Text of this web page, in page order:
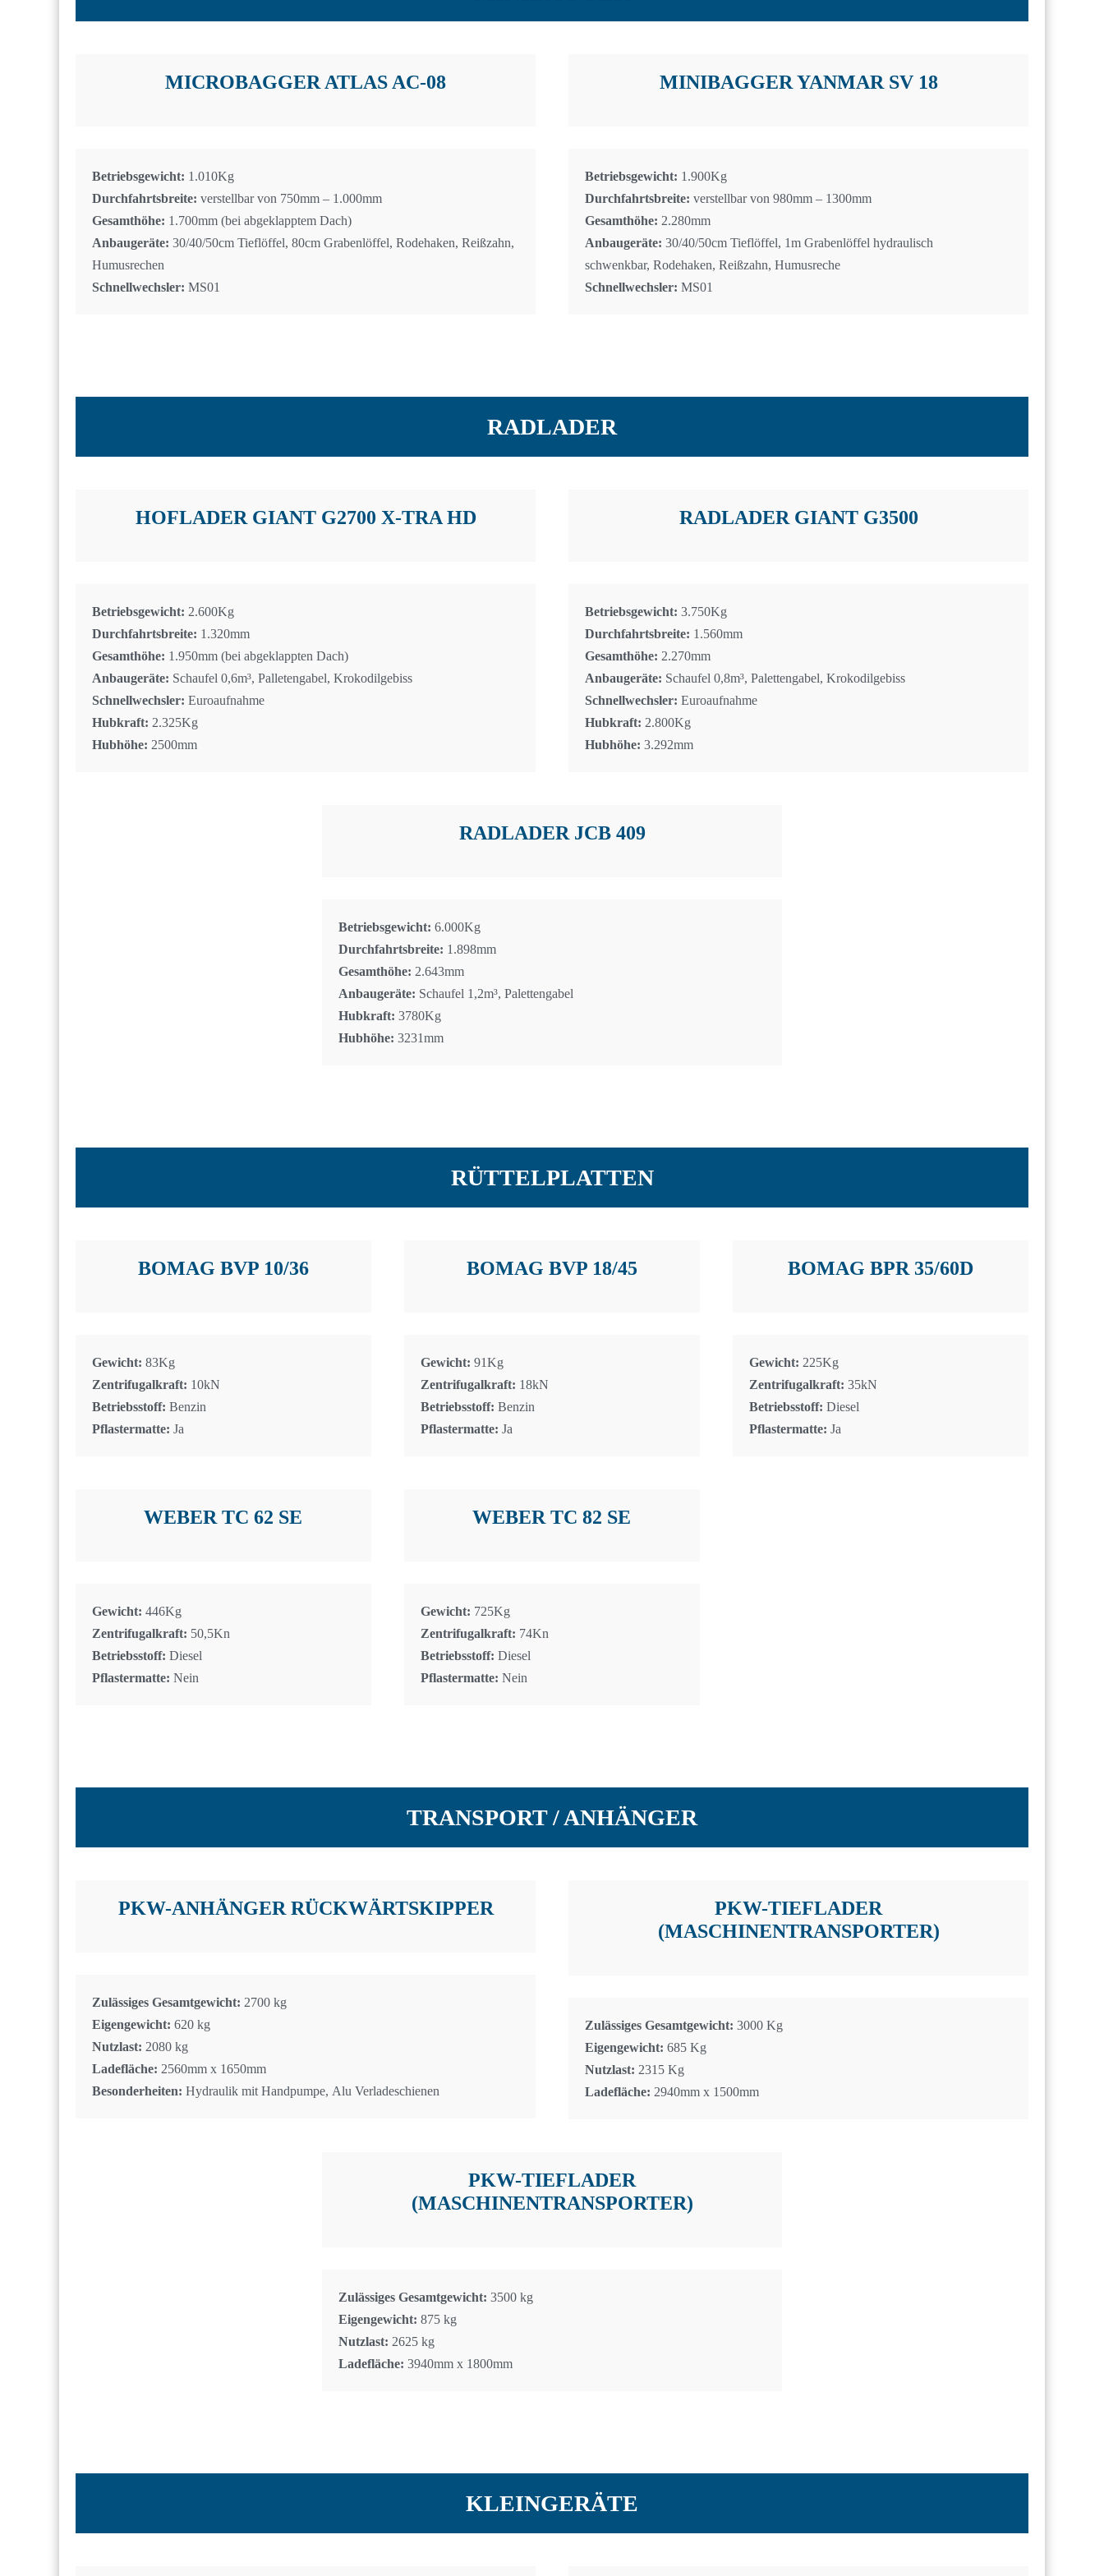
MICROBAGGER ATLAS AC-08
Betriebsgewicht: 1.010Kg
Durchfahrtsbreite: verstellbar von 750mm – 1.000mm
Gesamthöhe: 1.700mm (bei abgeklapptem Dach)
Anbaugeräte: 30/40/50cm Tieflöffel, 80cm Grabenlöffel, Rodehaken, Reißzahn,
Humusrechen
Schnellwechsler: MS01
MINIBAGGER YANMAR SV 18
Betriebsgewicht: 1.900Kg
Durchfahrtsbreite: verstellbar von 980mm – 1300mm
Gesamthöhe: 2.280mm
Anbaugeräte: 30/40/50cm Tieflöffel, 1m Grabenlöffel hydraulisch
schwenkbar, Rodehaken, Reißzahn, Humusreche
Schnellwechsler: MS01
RADLADER
HOFLADER GIANT G2700 X-TRA HD
Betriebsgewicht: 2.600Kg
Durchfahrtsbreite: 1.320mm
Gesamthöhe: 1.950mm (bei abgeklappten Dach)
Anbaugeräte: Schaufel 0,6m³, Palletengabel, Krokodilgebiss
Schnellwechsler: Euroaufnahme
Hubkraft: 2.325Kg
Hubhöhe: 2500mm
RADLADER GIANT G3500
Betriebsgewicht: 3.750Kg
Durchfahrtsbreite: 1.560mm
Gesamthöhe: 2.270mm
Anbaugeräte: Schaufel 0,8m³, Palettengabel, Krokodilgebiss
Schnellwechsler: Euroaufnahme
Hubkraft: 2.800Kg
Hubhöhe: 3.292mm
RADLADER JCB 409
Betriebsgewicht: 6.000Kg
Durchfahrtsbreite: 1.898mm
Gesamthöhe: 2.643mm
Anbaugeräte: Schaufel 1,2m³, Palettengabel
Hubkraft: 3780Kg
Hubhöhe: 3231mm
RÜTTELPLATTEN
BOMAG BVP 10/36
Gewicht: 83Kg
Zentrifugalkraft: 10kN
Betriebsstoff: Benzin
Pflastermatte: Ja
BOMAG BVP 18/45
Gewicht: 91Kg
Zentrifugalkraft: 18kN
Betriebsstoff: Benzin
Pflastermatte: Ja
BOMAG BPR 35/60D
Gewicht: 225Kg
Zentrifugalkraft: 35kN
Betriebsstoff: Diesel
Pflastermatte: Ja
WEBER TC 62 SE
Gewicht: 446Kg
Zentrifugalkraft: 50,5Kn
Betriebsstoff: Diesel
Pflastermatte: Nein
WEBER TC 82 SE
Gewicht: 725Kg
Zentrifugalkraft: 74Kn
Betriebsstoff: Diesel
Pflastermatte: Nein
TRANSPORT / ANHÄNGER
PKW-ANHÄNGER RÜCKWÄRTSKIPPER
Zulässiges Gesamtgewicht: 2700 kg
Eigengewicht: 620 kg
Nutzlast: 2080 kg
Ladefläche: 2560mm x 1650mm
Besonderheiten: Hydraulik mit Handpumpe, Alu Verladeschienen
PKW-TIEFLADER
(MASCHINENTRANSPORTER)
Zulässiges Gesamtgewicht: 3000 Kg
Eigengewicht: 685 Kg
Nutzlast: 2315 Kg
Ladefläche: 2940mm x 1500mm
PKW-TIEFLADER
(MASCHINENTRANSPORTER)
Zulässiges Gesamtgewicht: 3500 kg
Eigengewicht: 875 kg
Nutzlast: 2625 kg
Ladefläche: 3940mm x 1800mm
KLEINGERÄTE